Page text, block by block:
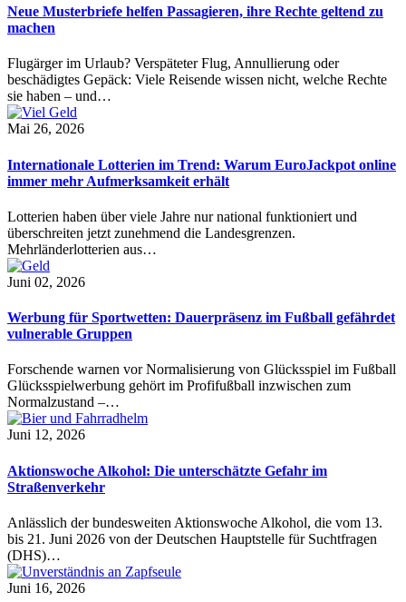
Neue Musterbriefe helfen Passagieren, ihre Rechte geltend zu
machen
Flugärger im Urlaub? Verspäteter Flug, Annullierung oder
beschädigtes Gepäck: Viele Reisende wissen nicht, welche Rechte
sie haben – und…
Mai 26, 2026
Internationale Lotterien im Trend: Warum EuroJackpot online
immer mehr Aufmerksamkeit erhält
Lotterien haben über viele Jahre nur national funktioniert und
überschreiten jetzt zunehmend die Landesgrenzen.
Mehrländerlotterien aus…
Juni 02, 2026
Werbung für Sportwetten: Dauerpräsenz im Fußball gefährdet
vulnerable Gruppen
Forschende warnen vor Normalisierung von Glücksspiel im Fußball
Glücksspielwerbung gehört im Profifußball inzwischen zum
Normalzustand –…
Juni 12, 2026
Aktionswoche Alkohol: Die unterschätzte Gefahr im
Straßenverkehr
Anlässlich der bundesweiten Aktionswoche Alkohol, die vom 13.
bis 21. Juni 2026 von der Deutschen Hauptstelle für Suchtfragen
(DHS)…
Juni 16, 2026